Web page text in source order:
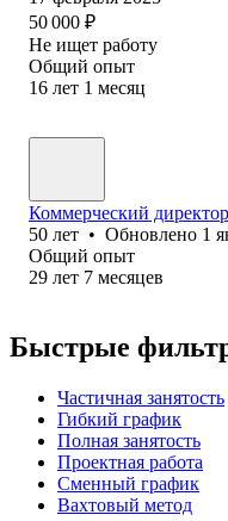
50 000 ₽
Не ищет работу
Общий опыт
16 лет 1 месяц
Коммерческий директор
50 лет • Обновлено 1
Общий опыт
29 лет 7 месяцев
Быстрые
Частичная занятость
Гибкий график
Полная занятость
Проектная работа
Сменный график
Вахтовый метод